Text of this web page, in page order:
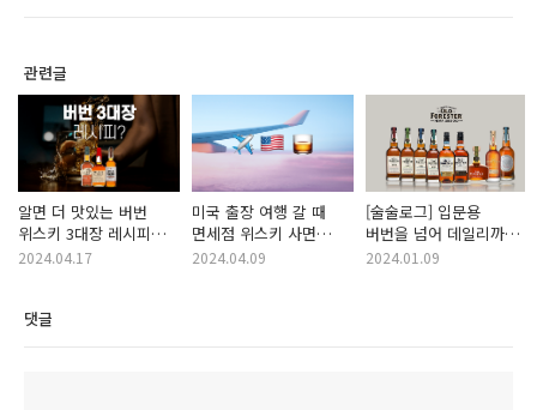
관련글
알면 더 맛있는 버번
위스키 3대장 레시피
(메시빌) 공개!
2024.04.17
미국 출장 여행 갈 때
면세점 위스키 사면
절대 후회하는 이유!
2024.04.09
[술술로그] 입문용
버번을 넘어 데일리까지,
'올드 포레스터'
2024.01.09
댓글